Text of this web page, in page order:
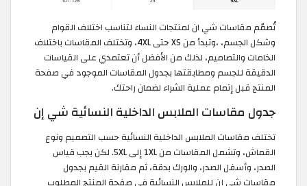
تُصمّم مقاسات شي ان لمنتجات النساء لتناسب اختلاف القوام
وشكل الجسم، ،وتبدأ من XS حتى 4XL، وتختلف المقاسات باختلاف
الخامات والتصاميم، لذلك من الأفضل أن تعتمدي على القياسات
الدقيقة للجسم ومطابقتها بجدول المقاسات الموجود في صفحة
المنتج قبل إتمام عملية الشراء لضمان راحتك.
جدول مقاسات الملابس الداخلية النسائية شي إن
تختلف مقاسات الملابس الداخلية النسائية حسب التصميم ونوع
القماش، وتشمل المقاسات من 1XL إلى 5XL. لكن يجب قياس
الصدر، وأسفل الصدر، والورك بدقة، ثم مقارنة القيم بجدول
مقاسات شي إن للملابس النسائية في صفحة المنتج المطلوب